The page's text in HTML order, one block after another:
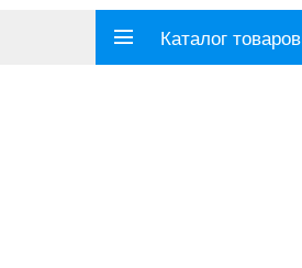
Каталог товаров